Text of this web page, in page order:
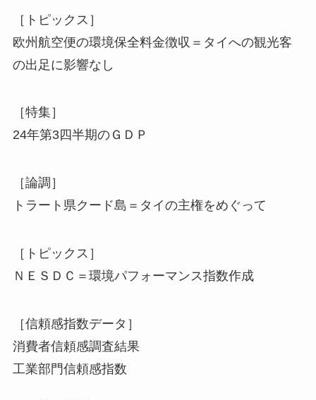
［トピックス］
欧州航空便の環境保全料金徴収＝タイへの観光客
の出足に影響なし
［特集］
24年第3四半期のＧＤＰ
［論調］
トラート県クード島＝タイの主権をめぐって
［トピックス］
ＮＥＳＤＣ＝環境パフォーマンス指数作成
［信頼感指数データ］
消費者信頼感調査結果
工業部門信頼感指数